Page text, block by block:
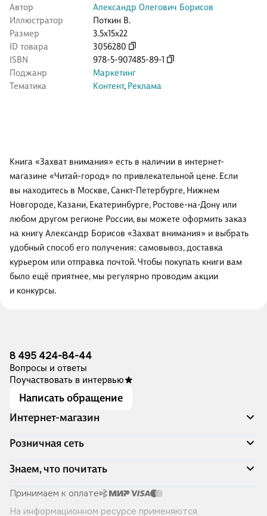
Автор
Александр Олегович Борисов
Иллюстратор
Поткин В.
Размер
3.5x15x22
ID товара
3056280
ISBN
978-5-907485-89-1
Поджанр
Маркетинг
Тематика
Контент, Реклама
Книга «Захват внимания» есть в наличии в интернет-
магазине «Читай-город» по привлекательной цене. Если
вы находитесь в Москве, Санкт-Петербурге, Нижнем
Новгороде, Казани, Екатеринбурге, Ростове-на-Дону или
любом другом регионе России, вы можете оформить заказ
на книгу Александр Борисов «Захват внимания» и выбрать
удобный способ его получения: самовывоз, доставка
курьером или отправка почтой. Чтобы покупать книги вам
было ещё приятнее, мы регулярно проводим акции
и конкурсы.
8 495 424-84-44
Вопросы и ответы
Поучаствовать в интервью
Написать обращение
Интернет-магазин
Акции
Доставка и оплата
Программа лояльности
Подарочные сертификаты
Правила продажи
Политика конфиденциальности
Розничная сеть
Адреса магазинов
Книжный Дозор
О компании
Читай-город для бизнеса
Знаем, что почитать
Скоро в продаже
Принимаем к оплате
На информационном ресурсе применяются